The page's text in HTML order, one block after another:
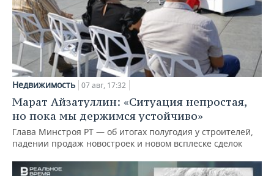
Недвижимость 07 авг, 17:32
Марат Айзатуллин: «Ситуация непростая,
но пока мы держимся устойчиво»
Глава Минстроя РТ — об итогах полугодия у строителей,
падении продаж новостроек и новом всплеске сделок